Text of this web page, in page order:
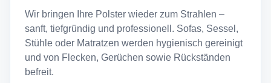
Wir bringen Ihre Polster wieder zum Strahlen –
sanft, tiefgründig und professionell. Sofas, Sessel,
Stühle oder Matratzen werden hygienisch gereinigt
und von Flecken, Gerüchen sowie Rückständen
befreit.